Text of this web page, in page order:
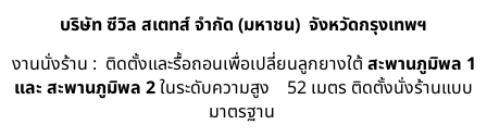
บริษัท ซีวิล สเตทส์ จำกัด (มหาชน) จังหวัดกรุงเทพฯ
งานนั่งร้าน : ติดตั้งและรื้อถอนเพื่อเปลี่ยนลูกยางใต้ สะพานภูมิพล 1
และ สะพานภูมิพล 2ในระดับความสูง 52 เมตร ติดตั้งนั่งร้านแบบ
มาตรฐาน